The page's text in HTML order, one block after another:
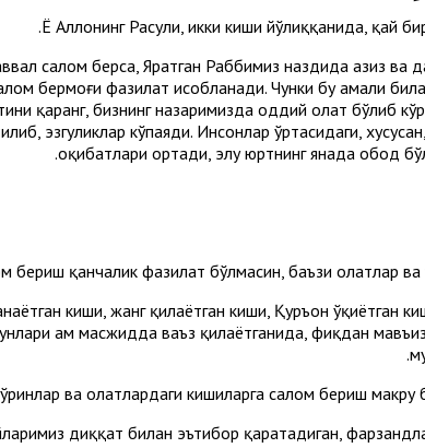
салом берса, Яратган Раббимиз наздида азиз
бермоғи фазилат ҳисобланади. Чунки бу амали
қаранг, бизнинг назаримизда оддий ҳолат бўлиб
эзгуликлар кўпаяди. Инсонлар ўртасидаги,
оқибатлари ортади, элу юртнинг янада обод
бериш қанчалик фазилат бўлмасин, баъзи ҳолатлар ва
киши, жанг қилаётган киши, Қуръон ўқиётган
ҳам масжидда ваъз қилаётганида, фиқҳдан
ва ҳолатлардаги кишиларга салом бериш
диққат билан эътибор қаратадиган,